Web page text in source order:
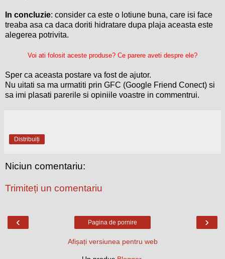
In concluzie: consider ca este o lotiune buna, care isi face
treaba asa ca daca doriti hidratare dupa plaja aceasta este
alegerea potrivita.
Voi ati folosit aceste produse? Ce parere aveti despre ele?
Sper ca aceasta postare va fost de ajutor.
Nu uitati sa ma urmatiti prin GFC (Google Friend Conect) si
sa imi plasati parerile si opiniile voastre in commentrui.
Distribuiți
Niciun comentariu:
Trimiteți un comentariu
‹ ›
Pagina de pornire
Afișați versiunea pentru web